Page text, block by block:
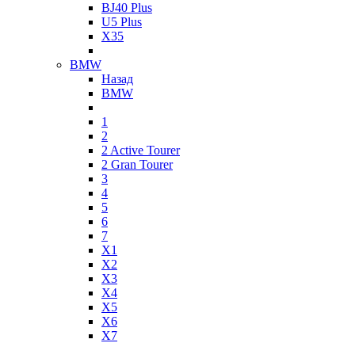
BJ40 Plus
U5 Plus
X35
BMW
Назад
BMW
1
2
2 Active Tourer
2 Gran Tourer
3
4
5
6
7
X1
X2
X3
X4
X5
X6
X7